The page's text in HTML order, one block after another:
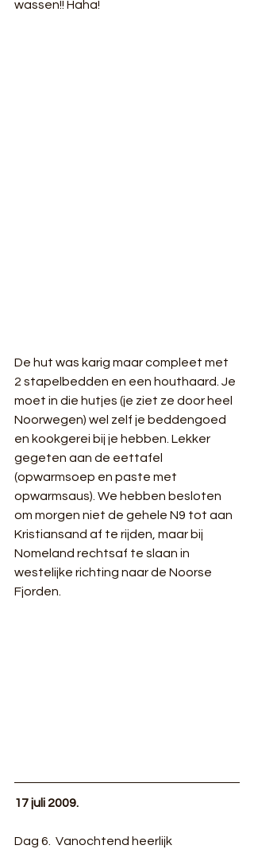
wassen!! Haha!
De hut was karig maar compleet met
2 stapelbedden en een houthaard. Je
moet in die hutjes (je ziet ze door heel
Noorwegen) wel zelf je beddengoed
en kookgerei bij je hebben. Lekker
gegeten aan de eettafel
(opwarmsoep en paste met
opwarmsaus). We hebben besloten
om morgen niet de gehele N9 tot aan
Kristiansand af te rijden, maar bij
Nomeland rechtsaf te slaan in
westelijke richting naar de Noorse
Fjorden.
17 juli 2009.
Dag 6.  Vanochtend heerlijk